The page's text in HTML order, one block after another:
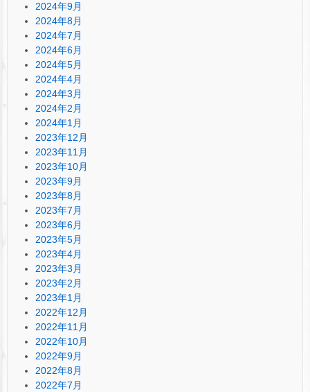
2024年9月
2024年8月
2024年7月
2024年6月
2024年5月
2024年4月
2024年3月
2024年2月
2024年1月
2023年12月
2023年11月
2023年10月
2023年9月
2023年8月
2023年7月
2023年6月
2023年5月
2023年4月
2023年3月
2023年2月
2023年1月
2022年12月
2022年11月
2022年10月
2022年9月
2022年8月
2022年7月